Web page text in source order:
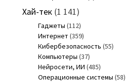
Хай-тек (1 141)
Гаджеты (112)
Интернет(359)
Кибербезопасность (55)
Компьютеры (37)
Нейросети, ИИ (485)
Операционные системы (58)